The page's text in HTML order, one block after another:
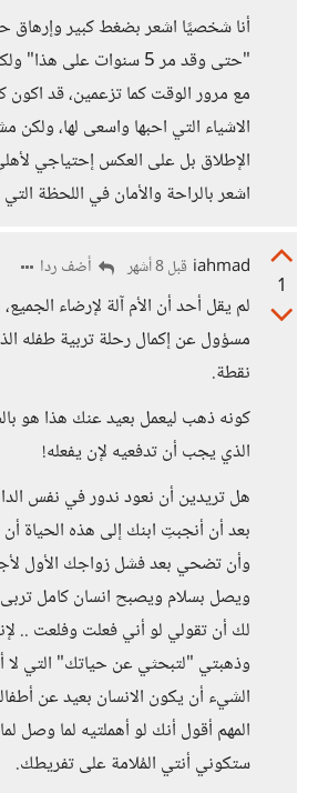
أنا شخصيًا اشعر بضغط كبير وإرهاق
"حتى وقد مر 5 سنوات على
مع مرور الوقت كما تزعمين، قد
الاشياء التي احبها واسعى لها، ولكن
الإطلاق بل على العكس إحتياجي لأهلي
اشعر بالراحة والأمان في اللحظة
1
iahmad قبل 8 أشهر أضف ردا
لم يقل أحد أن الأم آلة لإرضاء
مسؤول عن إكمال رحلة تربية طفله
نقطة.
كونه ذهب ليعمل بعيد عنك هذا هو
الذي يجب أن تدفعيه لإن يفعله!
هل تريدين أن نعود ندور في نفس
بعد أن أنجبتِ ابنك إلى هذه الحياة
وأن تضحي بعد فشل زواجك الأول
ويصل بسلام ويصبح انسان كامل
لك أن تقولي لو أني فعلت وفلعت ..
وذهبتي "لتبحثي عن حياتك" التي لا
الشيء أن يكون الانسان بعيد عن
المهم أقول أنك لو أهملتيه لما وصل
ستكوني أنتي المُلامة على تفريطك.